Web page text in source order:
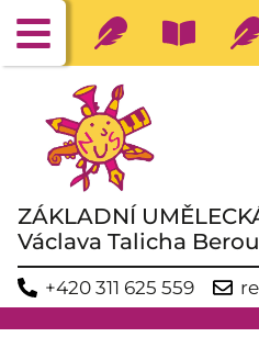
ZÁKLADNÍ
Václava Talicha
+420 311 625 559